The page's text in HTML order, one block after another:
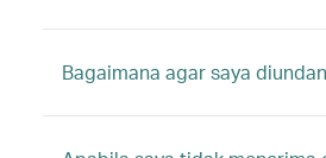
Bagaimana agar saya